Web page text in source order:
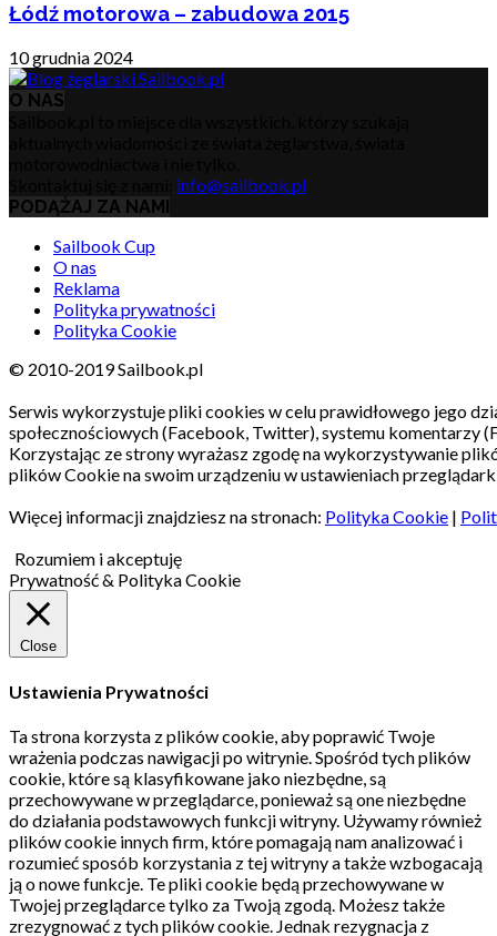
Łódź motorowa – zabudowa 2015
10 grudnia 2024
O NAS
info@sailbook.pl
PODĄŻAJ ZA NAMI
Sailbook Cup
O nas
Reklama
Polityka prywatności
Polityka Cookie
© 2010-2019 Sailbook.pl
Serwis wykorzystuje pliki cookies w celu prawidłowego jego
społecznościowych (Facebook, Twitter), systemu komentarzy
Korzystając ze strony wyrażasz zgodę na wykorzystywanie
plików Cookie na swoim urządzeniu w ustawieniach
Więcej informacji znajdziesz na stronach: Polityka Cookie |
Rozumiem i akceptuję
Prywatność & Polityka Cookie
Close
Ustawienia Prywatności
Ta strona korzysta z plików cookie, aby poprawić Twoje
wrażenia podczas nawigacji po witrynie.Spośród tych plików
cookie, które są klasyfikowane jako niezbędne, są
przechowywane w przeglądarce, ponieważ są one niezbędne
do działania podstawowych funkcji witryny. Używamy również
plików cookie innych firm, które pomagają nam analizować i
rozumieć sposób korzystania z tej witryny a także wzbogacają
ją o nowe funkcje. Te pliki cookie będą przechowywane w
Twojej przeglądarce tylko za Twoją zgodą. Możesz także
zrezygnować z tych plików cookie. Jednak rezygnacja z